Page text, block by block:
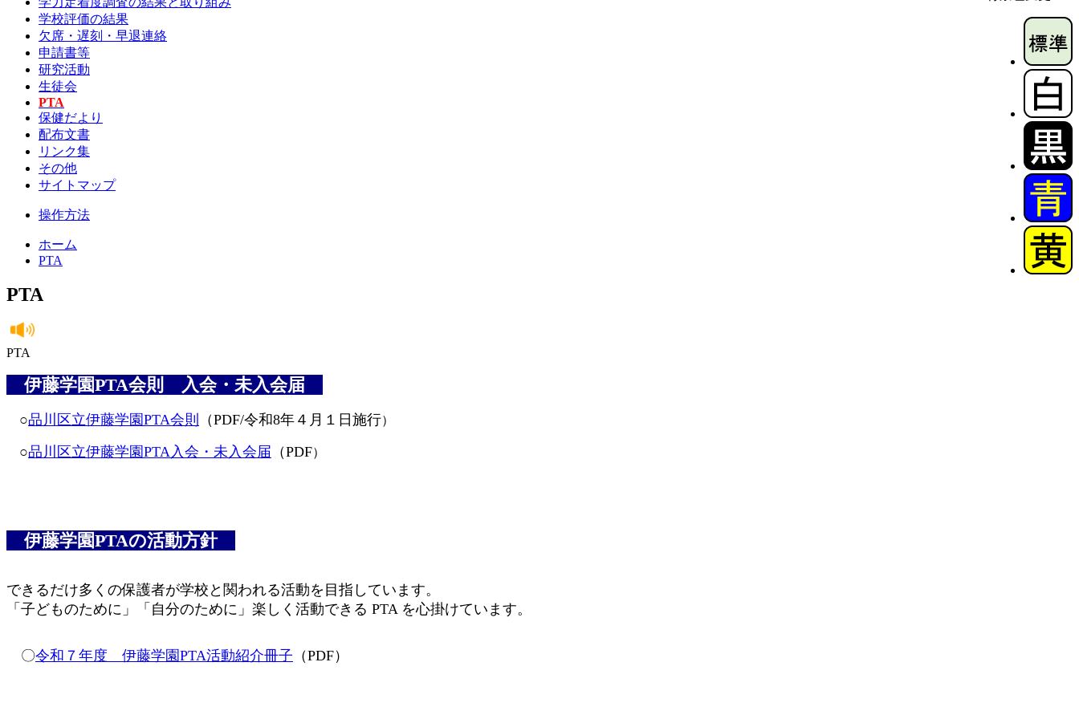
学校評価の結果
欠席・遅刻・早退連絡
申請書等
研究活動
生徒会
PTA
保健だより
配布文書
リンク集
その他
サイトマップ
操作方法
ホーム
PTA
PTA
PTA
伊藤学園PTA会則 入会・未入会届
○品川区立伊藤学園PTA会則 （PDF/令和8年４月１日施行）
○品川区立伊藤学園PTA入会・未入会届 （PDF）
伊藤学園PTAの活動方針
できるだけ多くの保護者が学校と関われる活動を目指しています。
「子どものために」「自分のために」楽しく活動できる PTA を心掛けています。
〇令和７年度 伊藤学園PTA活動紹介冊子 （PDF）